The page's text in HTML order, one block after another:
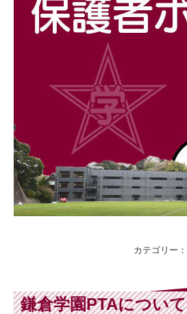
カテゴリー：
鎌倉学園PTAについて